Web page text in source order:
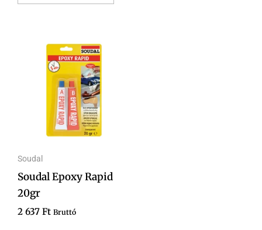
Soudal
Soudal Epoxy Rapid
20gr
2 637 Ft Bruttó